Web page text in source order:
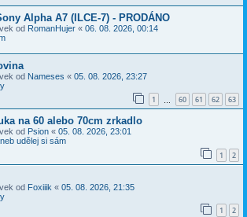
Alpha A7 (ILCE-7) - PRODÁNO
od RomanHujer « 06. 08. 2026, 00:14
od Nameses « 05. 08. 2026, 23:27
1 60 61 62 63
na 60 alebo 70cm zrkadlo
od Psion « 05. 08. 2026, 23:01
udělej si sám
1 2
od Foxiiik « 05. 08. 2026, 21:35
1 2